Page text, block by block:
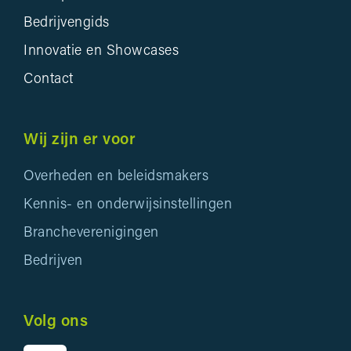
Bedrijvengids
Innovatie en Showcases
Contact
Wij zijn er voor
Overheden en beleidsmakers
Kennis- en onderwijsinstellingen
Brancheverenigingen
Bedrijven
Volg ons